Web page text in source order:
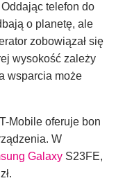
telefon do
o planetę, ale
zobowiązał się
wysokość zależy
wsparcia może
Mobile oferuje bon
W
Galaxy S23FE,